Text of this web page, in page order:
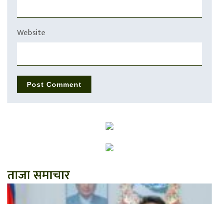
Website
ताजा समाचार